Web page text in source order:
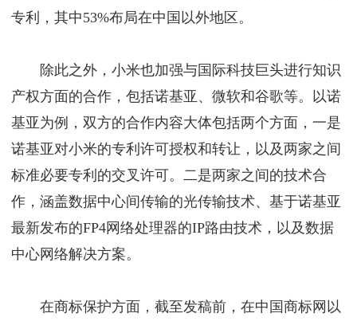
专利，其中53%布局在中国以外地区。
除此之外，小米也加强与国际科技巨头进行知识
产权方面的合作，包括诺基亚、微软和谷歌等。以诺
基亚为例，双方的合作内容大体包括两个方面，一是
诺基亚对小米的专利许可授权和转让，以及两家之间
标准必要专利的交叉许可。二是两家之间的技术合
作，涵盖数据中心间传输的光传输技术、基于诺基亚
最新发布的FP4网络处理器的IP路由技术，以及数据
中心网络解决方案。
在商标保护方面，截至发稿前，在中国商标网以